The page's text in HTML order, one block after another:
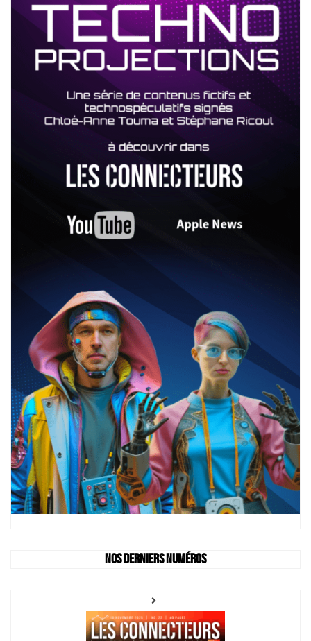
Nos derniers numéros